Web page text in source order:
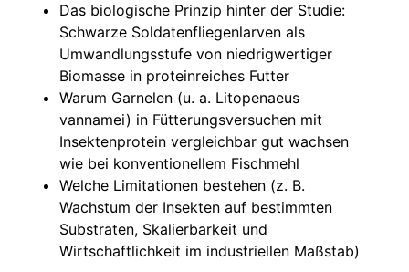
Das biologische Prinzip hinter der Studie:
Schwarze Soldatenfliegenlarven als
Umwandlungsstufe von niedrigwertiger
Biomasse in proteinreiches Futter
Warum Garnelen (u. a. Litopenaeus
vannamei) in Fütterungsversuchen mit
Insektenprotein vergleichbar gut wachsen
wie bei konventionellem Fischmehl
Welche Limitationen bestehen (z. B.
Wachstum der Insekten auf bestimmten
Substraten, Skalierbarkeit und
Wirtschaftlichkeit im industriellen Maßstab)